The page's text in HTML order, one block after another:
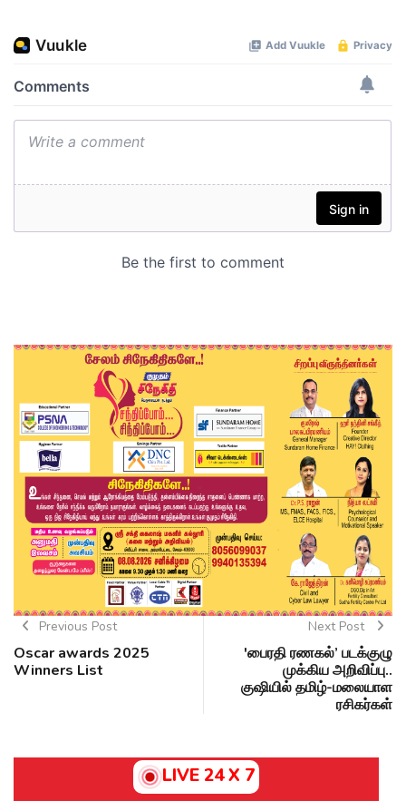
Previous Post
Oscar awards 2025
Winners List
Next Post
'பைரதி ரணகல்’ படக்குழு
முக்கிய அறிவிப்பு..
குஷியில் தமிழ்-மலையாள
ரசிகர்கள்
LIVE 24 X 7